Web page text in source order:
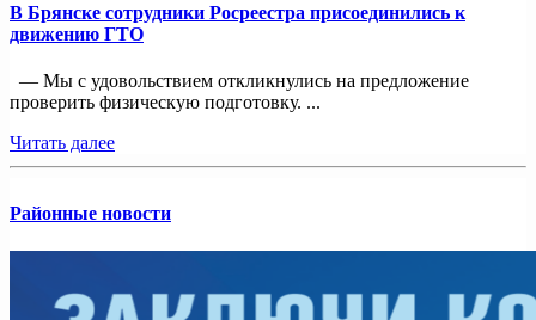
В Брянске сотрудники Росреестра присоединились к
движению ГТО
— Мы с удовольствием откликнулись на предложение
проверить физическую подготовку. ...
Читать далее
Районные новости